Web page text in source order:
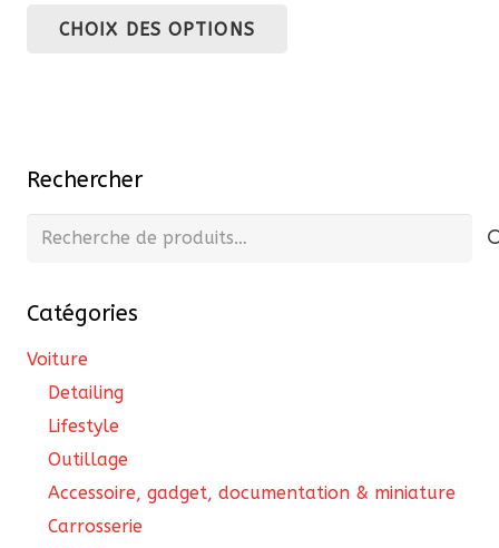
CHOIX DES OPTIONS
Rechercher
Recherche
Catégories
Voiture
Detailing
Lifestyle
Outillage
Accessoire, gadget, documentation & miniature
Carrosserie